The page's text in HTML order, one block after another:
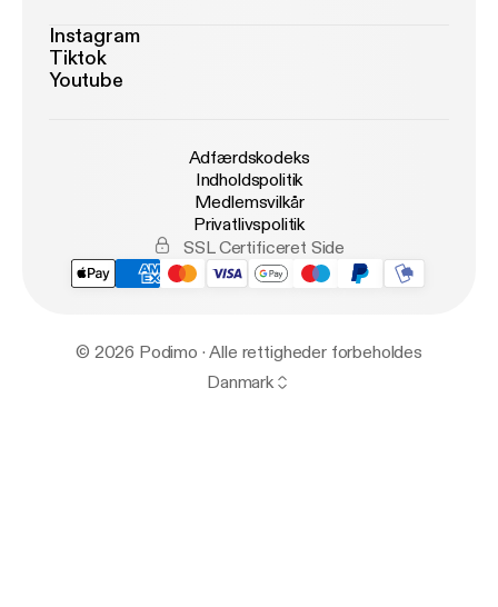
Instagram
Tiktok
Youtube
Adfærdskodeks
Indholdspolitik
Medlemsvilkår
Privatlivspolitik
SSL Certificeret Side
© 2026 Podimo · Alle rettigheder forbeholdes
Danmark